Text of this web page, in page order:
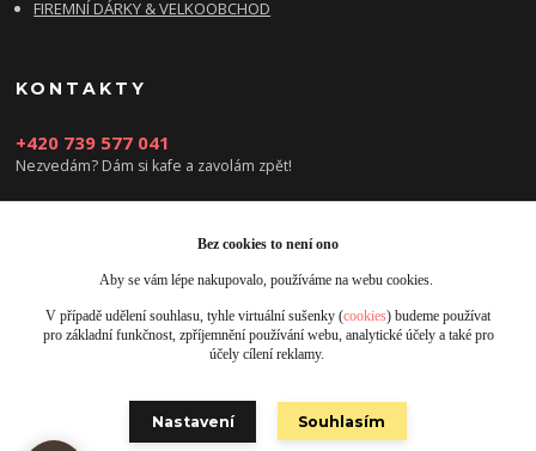
FIREMNÍ DÁRKY & VELKOOBCHOD
KONTAKTY
+420 739 577 041
Nezvedám? Dám si kafe a zavolám zpět!
info@damsikafe.cz
Bez cookies to není ono
Aby se vám lépe nakupovalo, používáme na webu cookies.
V případě udělení souhlasu, tyhle virtuální sušenky (cookies) budeme používat
pro základní funkčnost, zpříjemnění používání webu, analytické účely a také pro
účely cílení reklamy.
Nastavení Souhlasím